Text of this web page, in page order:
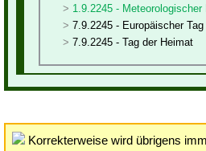
1.9.2245 - Meteorologischer
7.9.2245 - Europäischer
7.9.2245 - Tag der Heimat
Korrekterweise wird übrigens